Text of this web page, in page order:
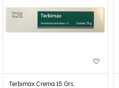
Terbimax Crema 15 Grs.